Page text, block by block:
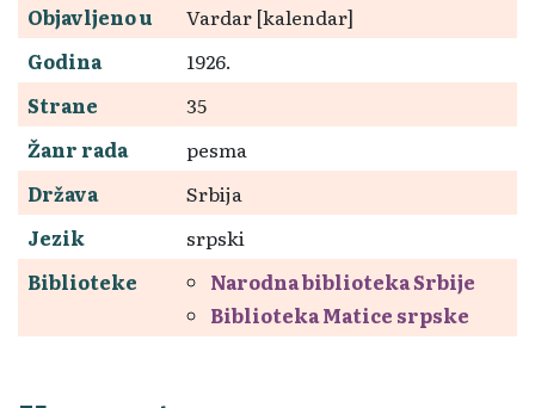
Objavljeno u
Vardar [kalendar]
Godina
1926.
Strane
35
Žanr rada
pesma
Država
Srbija
Jezik
srpski
Biblioteke
Narodna biblioteka Srbije
Biblioteka Matice srpske